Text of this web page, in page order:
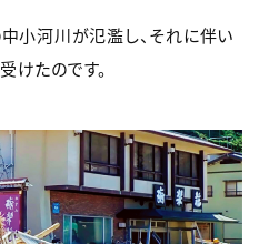
小河川が氾濫し、それに伴い
けたのです。